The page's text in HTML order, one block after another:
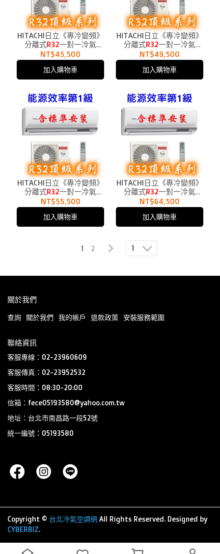
HITACHI日立《專冷變頻》
分離式R32一對一冷氣
RAC-36JP、RAS-36NJP1適
用6坪
NT$45,500
加入購物車
HITACHI日立《專冷變頻》
分離式R32一對一冷氣
RAC-40JP、RAS-40NJP1
適用6.5坪
NT$49,500
加入購物車
HITACHI日立《專冷變頻》
分離式R32一對一冷氣
RAC-50JP、RAS-50NJP1
適用8.5坪
NT$55,500
加入購物車
HITACHI日立《專冷變頻》
分離式R32一對一冷氣
RAC-63JP、RAS-63NJP1適
用10.5坪
NT$64,500
加入購物車
1 2 1
關於我們
查詢 關於我們 我的帳戶 退款政策 安裝服務範圍
聯絡資訊
客服專線：02-23960609
客服傳真：02-23952532
客服時間：08:30-20:00
信箱：fece05193580@yahoo.com.tw
地址：台北市南昌路一段52號
統一編號：05193580
Copyright © 台北冷氣空調網 All Rights Reserved. Designed by
CYBERBIZ.